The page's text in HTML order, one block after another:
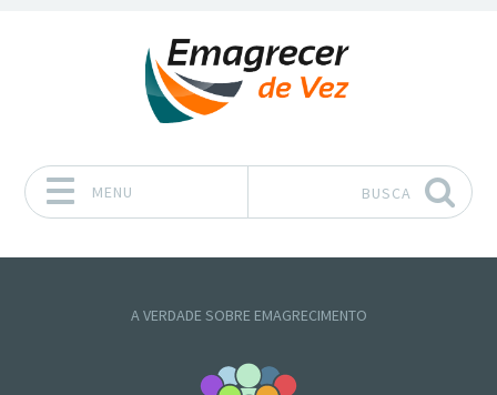
MENU BUSCA
A VERDADE SOBRE EMAGRECIMENTO